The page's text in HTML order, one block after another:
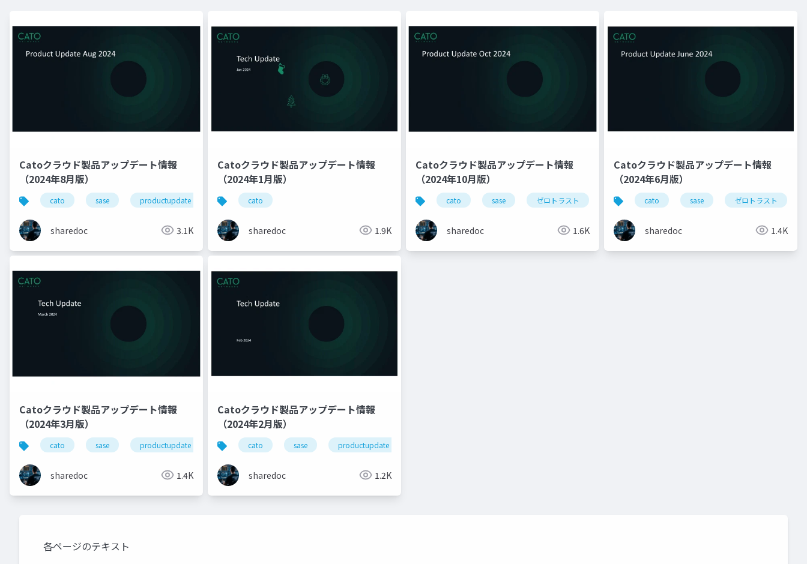
Catoクラウド製品アップデート情報
（2024年8月版）
cato sase productupdate
sharedoc 3.1K
Catoクラウド製品アップデート情報
（2024年1月版）
cato
sharedoc 1.9K
Catoクラウド製品アップデート情報
（2024年10月版）
cato sase ゼロトラスト productupdate
sharedoc 1.6K
Catoクラウド製品アップデート情報
（2024年6月版）
cato sase ゼロトラスト
sharedoc 1.4K
Catoクラウド製品アップデート情報
（2024年3月版）
cato sase productupdate
sharedoc 1.4K
Catoクラウド製品アップデート情報
（2024年2月版）
cato sase productupdate
sharedoc 1.2K
各ページのテキスト